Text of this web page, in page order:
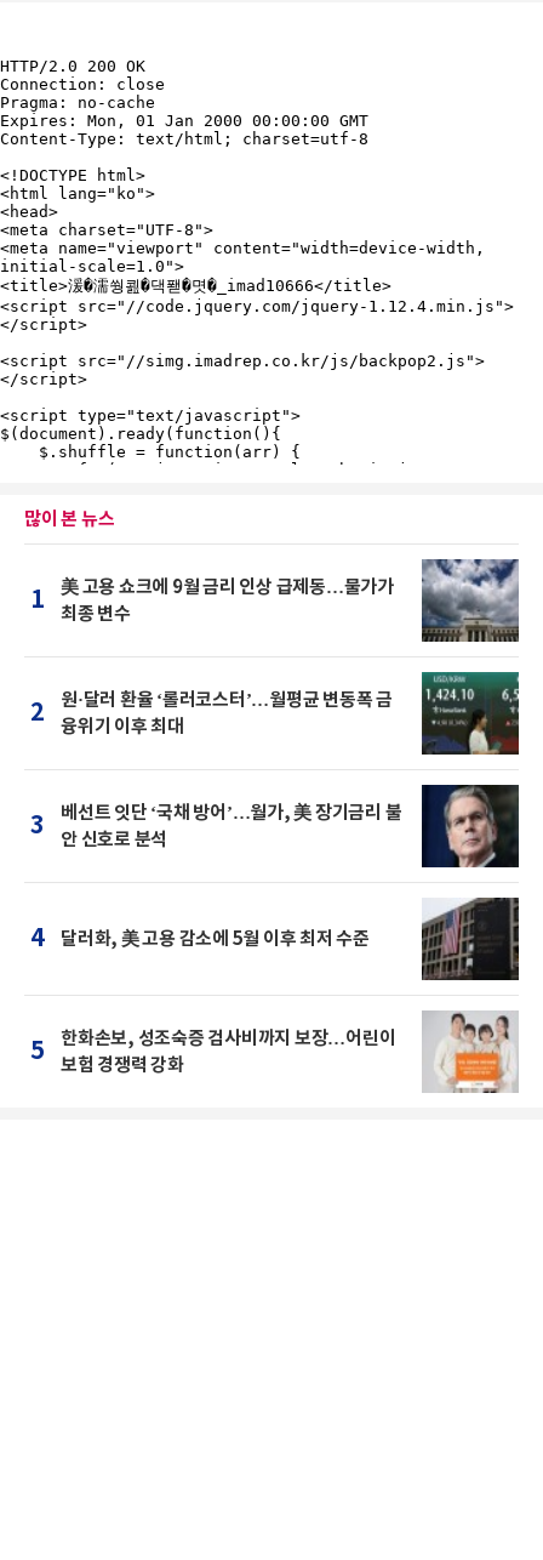
많이 본 뉴스
1
美 고용 쇼크에 9월 금리 인상 급제동…물가가
최종 변수
2
원·달러 환율 ‘롤러코스터’…월평균 변동폭 금
융위기 이후 최대
3
베선트 잇단 ‘국채 방어’…월가, 美 장기금리 불
안 신호로 분석
4 달러화, 美 고용 감소에 5월 이후 최저 수준
5
한화손보, 성조숙증 검사비까지 보장…어린이
보험 경쟁력 강화